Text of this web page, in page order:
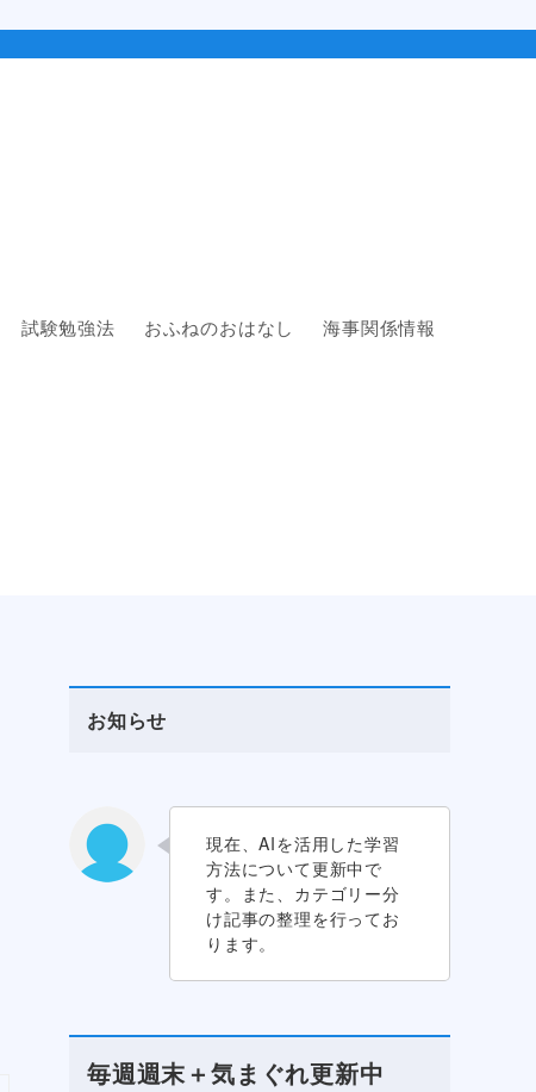
試験勉強法 おふねのおはなし 海事関係情報
お知らせ
現在、AIを活用した学習
方法について更新中で
す。また、カテゴリー分
け記事の整理を行ってお
ります。
毎週週末＋気まぐれ更新中